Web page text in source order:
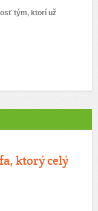
tým, ktorí už
ktorý celý